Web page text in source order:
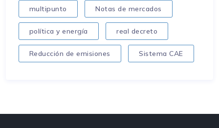
multipunto Notas de mercados
política y energía real decreto
Reducción de emisiones Sistema CAE